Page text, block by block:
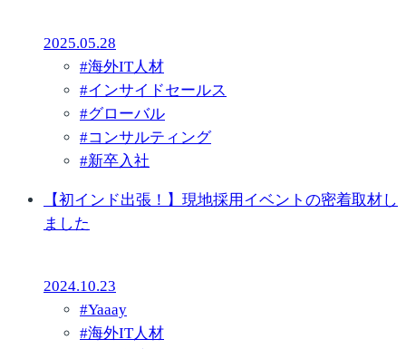
2025.05.28
#海外IT人材
#インサイドセールス
#グローバル
#コンサルティング
#新卒入社
【初インド出張！】現地採用イベントの密着取材し
ました
2024.10.23
#Yaaay
#海外IT人材